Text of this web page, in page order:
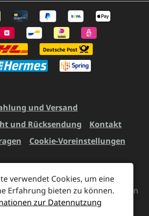
und Versand
und Rücksendung
Kontakt
Cookie-Voreinstellungen
gesetzl. Mehrwertsteuer zzgl.
ggf. Nachnahmegebühren, wenn
anders angegeben.
verwendet Cookies, um eine
Erfahrung bieten zu können.
zur Datennutzung